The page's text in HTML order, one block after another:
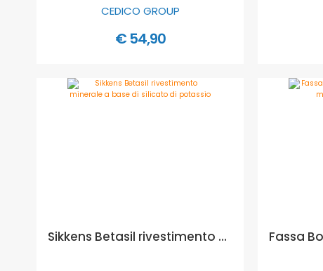
CEDICO GROUP
€ 54,90
Sikkens Betasil rivestimento minerale a base di silicato di potassio - Formato in litri: 14 lt, GRANULOMETRIA: 0,5 mm